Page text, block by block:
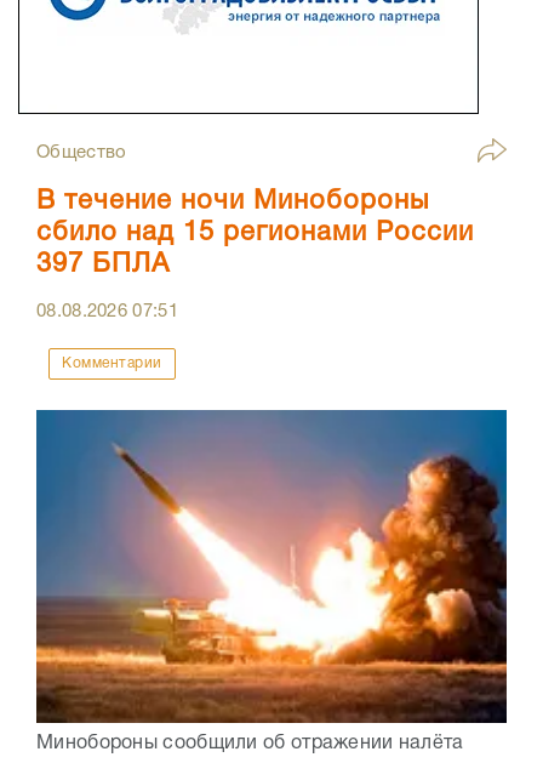
Общество
В течение ночи Минобороны
сбило над 15 регионами России
397 БПЛА
08.08.202607:51
Комментарии
Минобороны сообщили об отражении налёта